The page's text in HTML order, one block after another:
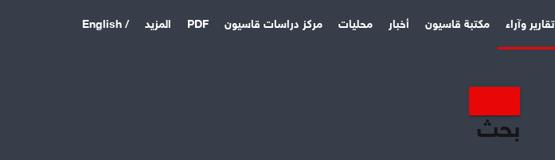
تقارير وآراء مكتبة قاسيون أخبار محليات مركز دراسات قاسيون PDF المزيد / English
بحث